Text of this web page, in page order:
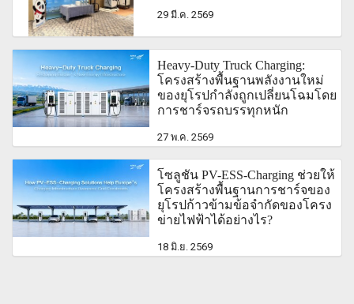
29 มี.ค. 2569
Heavy-Duty Truck Charging:
โครงสร้างพื้นฐานพลังงานใหม่
ของยุโรปกำลังถูกเปลี่ยนโฉมโดย
การชาร์จรถบรรทุกหนัก
27 พ.ค. 2569
โซลูชัน PV-ESS-Charging ช่วยให้
โครงสร้างพื้นฐานการชาร์จของ
ยุโรปก้าวข้ามข้อจำกัดของโครง
ข่ายไฟฟ้าได้อย่างไร?
18 มิ.ย. 2569